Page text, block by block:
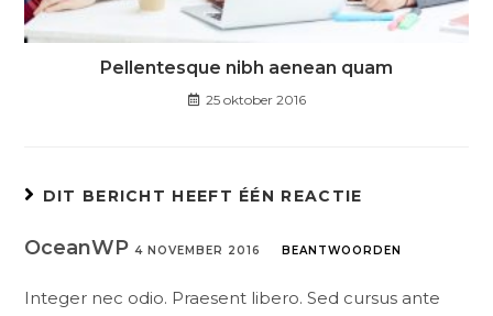
Pellentesque nibh aenean quam
25 oktober 2016
DIT BERICHT HEEFT ÉÉN REACTIE
OceanWP4 NOVEMBER 2016 BEANTWOORDEN
Integer nec odio. Praesent libero. Sed cursus ante